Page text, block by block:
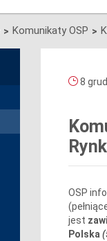
> Komunikaty OSP >
8
OSP
jest
Polska